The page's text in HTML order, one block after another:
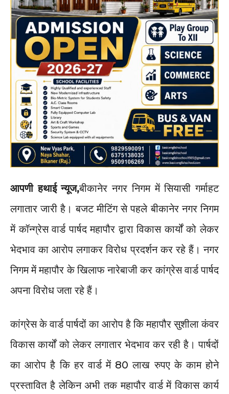
आपणी हथाई न्यूज,बीकानेर नगर निगम में सियासी गर्माहट
लगातार जारी है। बजट मीटिंग से पहले बीकानेर नगर निगम
में कॉन्ग्रेस वार्ड पार्षद महापौर द्वारा विकास कार्यों को लेकर
भेदभाव का आरोप लगाकर विरोध प्रदर्शन कर रहे हैं। नगर
निगम में महापौर के खिलाफ नारेबाजी कर कांग्रेस वार्ड पार्षद
अपना विरोध जता रहे हैं।
कांग्रेस के वार्ड पार्षदों का आरोप है कि महापौर सुशीला कंवर
विकास कार्यों को लेकर लगातार भेदभाव कर रही है। पार्षदों
का आरोप है कि हर वार्ड में 80 लाख रुपए के काम होने
प्रस्तावित है लेकिन अभी तक महापौर वार्ड में विकास कार्य